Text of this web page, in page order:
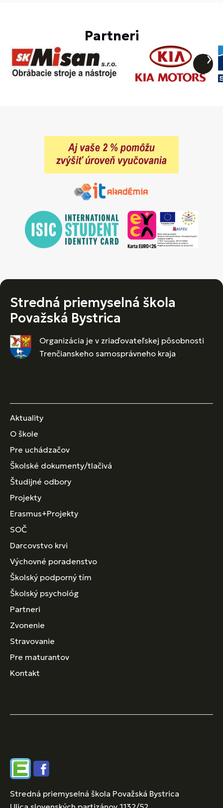
Partneri
Stredná priemyselná škola
Považská Bystrica
Organizácia je v zriaďovateľskej pôsobnosti
Trenčianskeho samosprávneho kraja
Aktuality
O škole
Pre uchádzačov
Školské dokumenty/tlačivá
Študijné odbory
Projekty
Erasmus+Projekty
SOČ
Darcovstvo krvi
Výchovné poradenstvo
Školský podporný tím
Školský psychológ
Partneri
Zvonenie
Stravovanie
Pre maturantov
Kontakt
EdupageFacebook
Stredná priemyselná škola Považská Bystrica